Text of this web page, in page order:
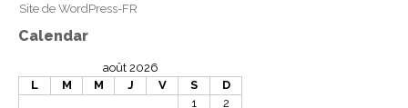
Site de WordPress-FR
Calendar
août 2026
L
M M J V S
D
1
2